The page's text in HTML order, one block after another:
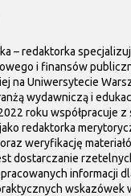
– redaktorka
i finansów
na Uniwersytecie
wydawniczą i
roku współpracuje z
redaktorka
weryfikację
dostarczanie
informacji
wskazówek